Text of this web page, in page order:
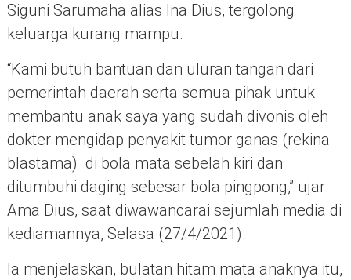
Siguni Sarumaha alias Ina Dius, tergolong
keluarga kurang mampu.
“Kami butuh bantuan dan uluran tangan dari
pemerintah daerah serta semua pihak untuk
membantu anak saya yang sudah divonis oleh
dokter mengidap penyakit tumor ganas (rekina
blastama) di bola mata sebelah kiri dan
ditumbuhi daging sebesar bola pingpong,” ujar
Ama Dius, saat diwawancarai sejumlah media di
kediamannya, Selasa (27/4/2021).
Ia menjelaskan, bulatan hitam mata anaknya itu,